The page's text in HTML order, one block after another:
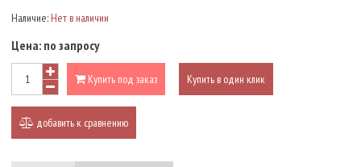
Наличие: Нет в наличии
Цена: по запросу
Купить под заказ Купить в один клик
добавить к сравнению